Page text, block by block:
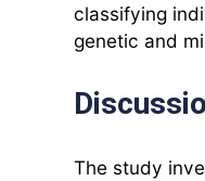
classifying
genetic and
The study